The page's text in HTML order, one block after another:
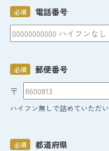
電話番号
必須
郵便番号
必須
〒
ハイフン無しで詰めていただ
都道府県
必須